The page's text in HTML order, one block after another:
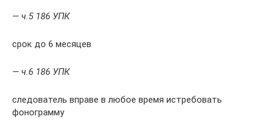
— ч.5 186 УПК
срок до 6 месяцев
— ч.6 186 УПК
следователь вправе в любое время истребовать
фонограмму